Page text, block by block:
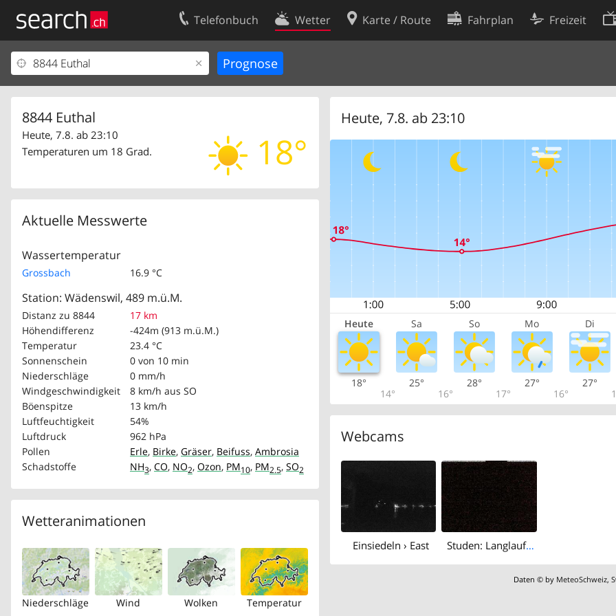
Telefonbuch Wetter Karte / Route Fahrplan Freizeit
8844 Euthal
18°
Heute, 7.8. ab 23:10
Temperaturen um 18 Grad.
Aktuelle Messwerte
Wassertemperatur
Grossbach 16.9 °C
Station: Wädenswil, 489 m.ü.M.
Distanz zu 8844
17 km
Höhendifferenz
-424m (913 m.ü.M.)
Temperatur
23.4 °C
Sonnenschein
0 von 10 min
Niederschläge
0 mm/h
Windgeschwindigkeit
8 km/h aus SO
Böenspitze
13 km/h
Luftfeuchtigkeit
54%
Luftdruck
962 hPa
Pollen
Erle, Birke, Gräser, Beifuss, Ambrosia
Schadstoffe
NH3, CO, NO2, Ozon, PM10, PM2.5, SO2
Wetteranimationen
Niederschläge Wind Wolken Temperatur
Heute, 7.8. ab 23:10
Heute Sa So Mo Di
18°
14°
25°
16°
28°
17°
27°
16°
27°
Webcams
Einsiedeln › East Studen: Langlaufzentrum
Daten © by MeteoSchweiz,
Ihr Eintrag
Kundencenter Geschäftskunden
Kontakt
Nutzungsbedingungen
Cookie-Einstellungen